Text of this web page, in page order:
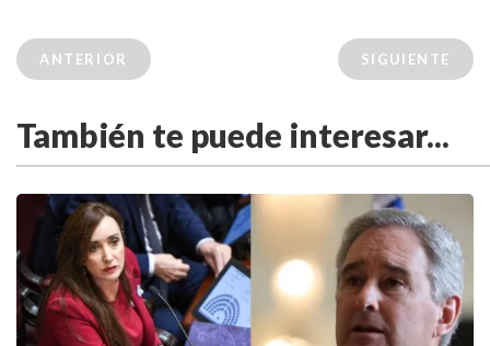
ANTERIOR SIGUIENTE
También te puede interesar...